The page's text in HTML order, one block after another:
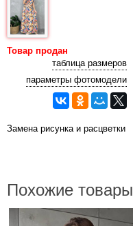
Товар продан
таблица размеров
параметры фотомодели
Замена рисунка и расцветки
Похожие товары